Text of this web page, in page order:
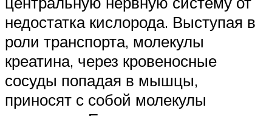
недостатка кислорода. Выступая в
роли транспорта, молекулы
креатина, через кровеносные
сосуды попадая в мышцы,
приносят с собой молекулы